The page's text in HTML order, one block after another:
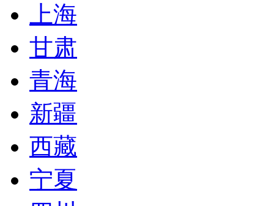
上海
甘肃
青海
新疆
西藏
宁夏